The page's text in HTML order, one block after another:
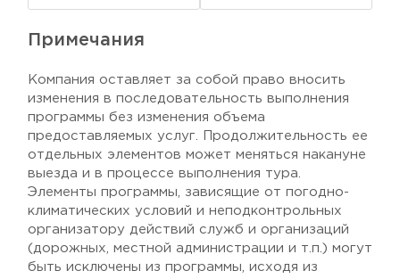
Примечания
Компания оставляет за собой право вносить
изменения в последовательность выполнения
программы без изменения объема
предоставляемых услуг. Продолжительность ее
отдельных элементов может меняться накануне
выезда и в процессе выполнения тура.
Элементы программы, зависящие от погодно-
климатических условий и неподконтрольных
организатору действий служб и организаций
(дорожных, местной администрации и т.п.) могут
быть исключены из программы, исходя из